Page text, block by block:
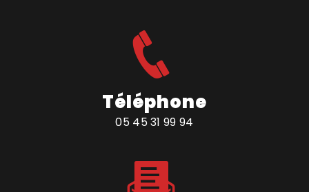
Téléphone
05 45 31 99 94